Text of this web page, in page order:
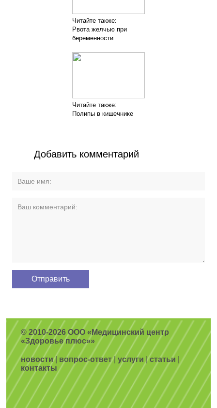
Читайте также:
Рвота желчью при
беременности
Читайте также:
Полипы в кишечнике
Добавить комментарий
© 2010-2026 ООО «Медицинский центр
«Здоровье плюс»»
новости| вопрос-ответ|услуги |статьи
контакты